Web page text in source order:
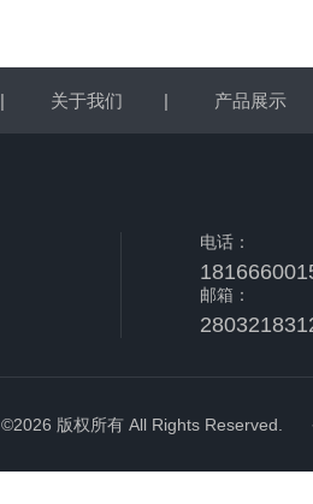
| 关于我们 | 产品展示
电话：
邮箱：
©2026 版权所有 All Rights Reserved.